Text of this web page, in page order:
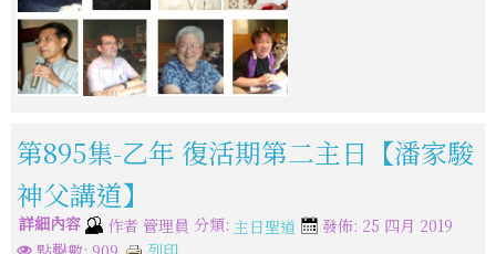
第895集-乙年 復活期第二主日【潘家駿
神父講道】
詳細內容 作者 管理員 分類: 主日聖道
發佈: 25 四月 2019
列印